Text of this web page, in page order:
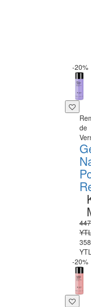
-20%
de
-20%